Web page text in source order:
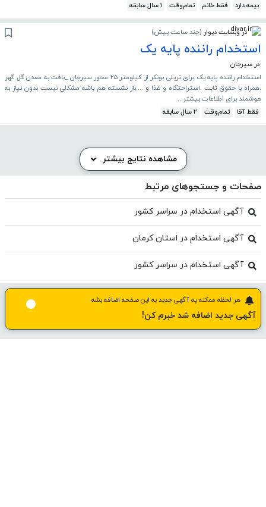
بیمه دارد
فقط خانم تمام‌وقت 1 سال سابقه
در وبسایت دیوار (چند ساعت پیش)
استخدام راننده پایه یک
در سیرجان
استخدام راننده پایه یک برای تریلی بونکر از کیلومتر ۲۵ محور سیرجان _بافت به معدن گل گهر
.همراه با حقوق ثابت .استراحتگاه و غذا و ....باز نشسته هم باشه مشکلی نیست بدون نیاز به
هوشمند برای اطلاعات بیشتر...
فقط آقا
تمام‌وقت 2 سال سابقه
مشاهده نتایج بیشتر
صفحات و جستجوهای مرتبط
آگهی استخدام در سراسر کشور
آگهی استخدام در استان کرمان
آگهی استخدام در سراسر کشور
هر لحظه ممکنه یه آگهی جدید به این صفحه اضافه بشه
آگهی جدید اضافه شد خبرم کن!